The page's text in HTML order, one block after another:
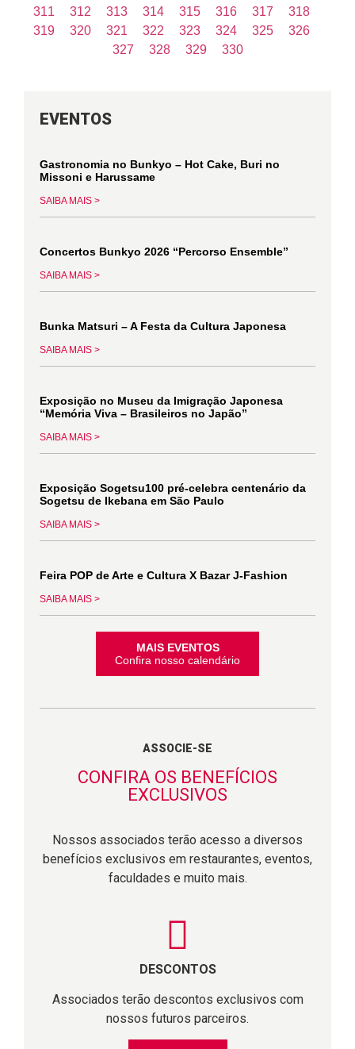
311
312 313 314 315 316 317
318
319
320 321 322 323 324 325
326
327
328 329 330
EVENTOS
Gastronomia no Bunkyo – Hot Cake, Buri no
Missoni e Harussame
SAIBA MAIS >
Concertos Bunkyo 2026 “Percorso Ensemble”
SAIBA MAIS >
Bunka Matsuri – A Festa da Cultura Japonesa
SAIBA MAIS >
Exposição no Museu da Imigração Japonesa
“Memória Viva – Brasileiros no Japão”
SAIBA MAIS >
Exposição Sogetsu100 pré-celebra centenário da
Sogetsu de Ikebana em São Paulo
SAIBA MAIS >
Feira POP de Arte e Cultura X Bazar J-Fashion
SAIBA MAIS >
MAIS EVENTOS
Confira nosso calendário
ASSOCIE-SE
CONFIRA OS BENEFÍCIOS
EXCLUSIVOS
Nossos associados terão acesso a diversos
benefícios exclusivos em restaurantes, eventos,
faculdades e muito mais.
DESCONTOS
Associados terão descontos exclusivos com
nossos futuros parceiros.